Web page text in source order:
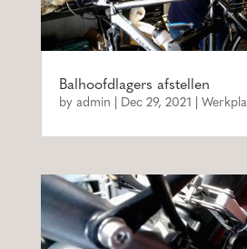
Balhoofdlagers afstellen
by admin Dec 29, 2021